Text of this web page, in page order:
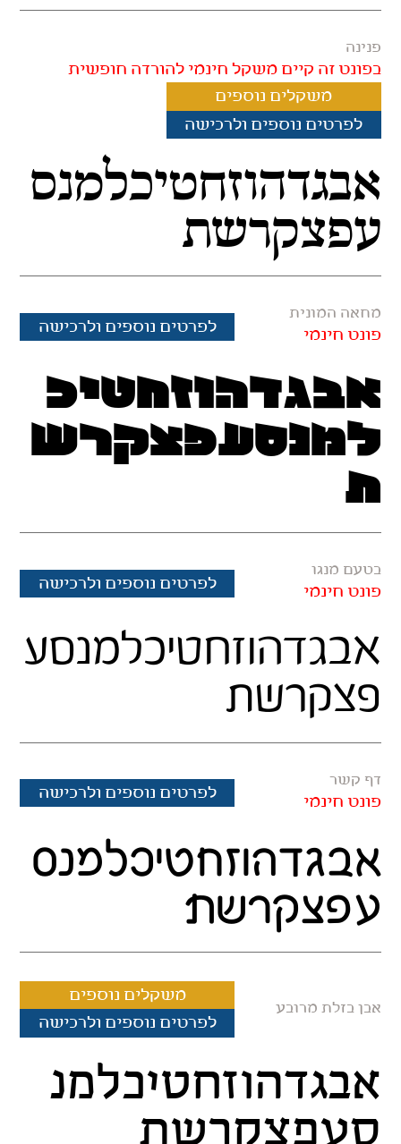
פנינה
בפונט זה קיים משקל חינמי להורדה חופשית
משקלים נוספים
לפרטים נוספים ולרכישה
אבגדהוזחטיכלמנס
עפצקרשת
מחאה המונית
פונט חינמי לפרטים נוספים ולרכישה
אבגדהוזחטיכ
למנסעפצקרש
ת
בטעם מנגו
פונט חינמי לפרטים נוספים ולרכישה
אבגדהוזחטיכלמנסע
פצקרשת
דף קשר
פונט חינמי לפרטים נוספים ולרכישה
אבגדהוזחטיכלמנס
עפצקרשת
אבן בזלת מרובע
משקלים נוספים
לפרטים נוספים ולרכישה
אבגדהוזחטיכלמנ